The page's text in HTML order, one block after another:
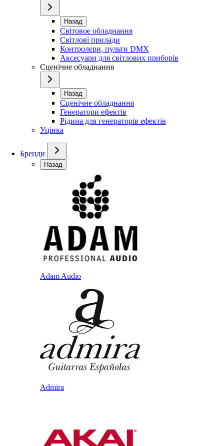
Назад
Світовое обладнання
Світлові прилади
Контролери, пульти DMX
Аксесуари для світлових приборів
Сценічне обладнання
Назад
Сценічне обладнання
Генератори ефектів
Рідина для генераторів ефектів
Уцінка
Бренди
Назад
Adam Audio
Admira